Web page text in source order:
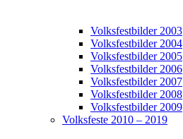
Volksfestbilder 2003
Volksfestbilder 2004
Volksfestbilder 2005
Volksfestbilder 2006
Volksfestbilder 2007
Volksfestbilder 2008
Volksfestbilder 2009
Volksfeste 2010 – 2019